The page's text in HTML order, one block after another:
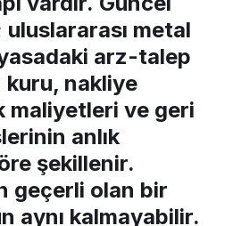
uluslararası metal
arz-talep
nakliye
maliyetleri ve geri
anlık
şekillenir.
geçerli olan bir
aynı kalmayabilir.